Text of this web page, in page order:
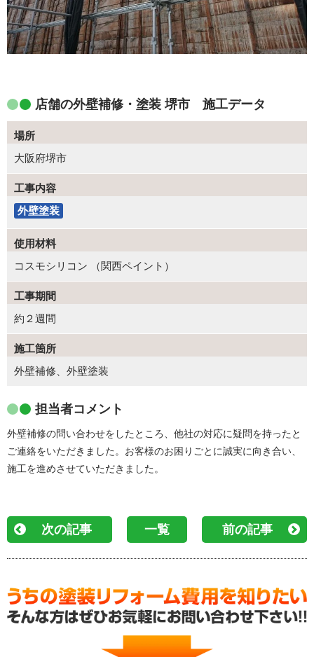
店舗の外壁補修・塗装 堺市 施工データ
場所
大阪府堺市
工事内容
外壁塗装
使用材料
コスモシリコン （関西ペイント）
工事期間
約２週間
施工箇所
外壁補修、外壁塗装
担当者コメント
外壁補修の問い合わせをしたところ、他社の対応に疑問を持ったと
ご連絡をいただきました。お客様のお困りごとに誠実に向き合い、
施工を進めさせていただきました。
次の記事 一覧 前の記事